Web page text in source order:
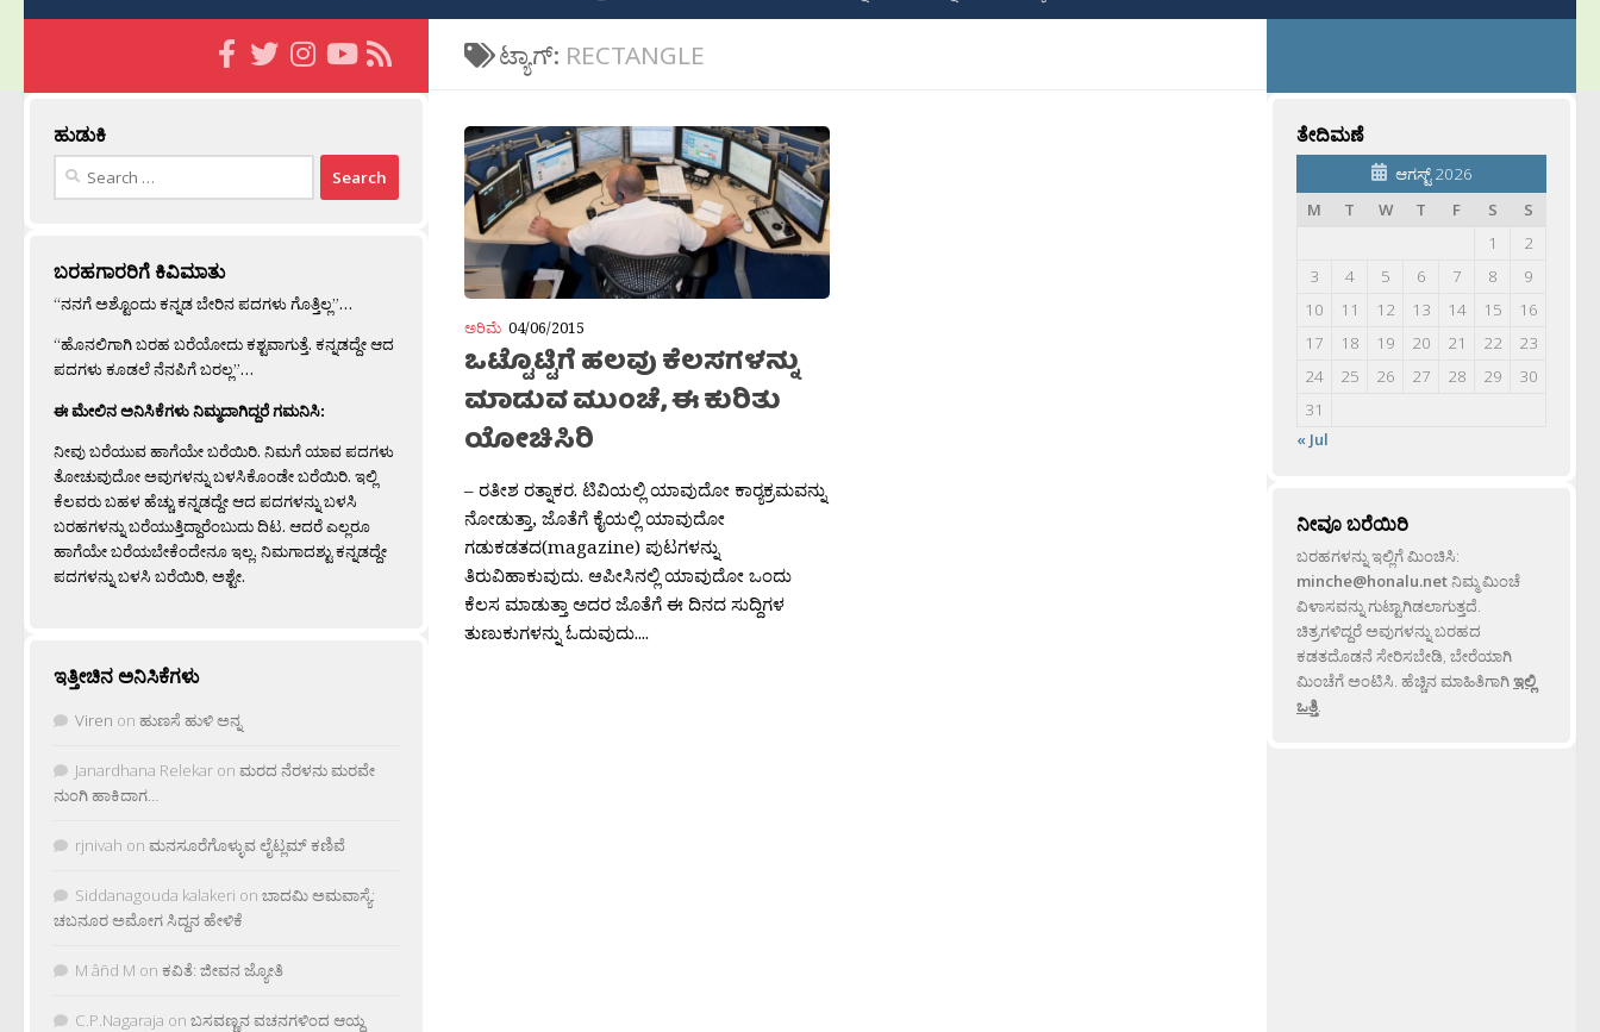
ಟ್ಯಾಗ್: RECTANGLE
ಅರಿಮೆ 04/06/2015
ಒಟ್ಟೊಟ್ಟಿಗೆ ಹಲವು ಕೆಲಸಗಳನ್ನು
ಮಾಡುವ ಮುಂಚೆ, ಈ ಕುರಿತು
ಯೋಚಿಸಿರಿ
– ರತೀಶ ರತ್ನಾಕರ. ಟಿವಿಯಲ್ಲಿ ಯಾವುದೋ ಕಾರ‍್ಯಕ್ರಮವನ್ನು
ನೋಡುತ್ತಾ, ಜೊತೆಗೆ ಕೈಯಲ್ಲಿ ಯಾವುದೋ
ಗಡುಕಡತದ(magazine) ಪುಟಗಳನ್ನು
ತಿರುವಿಹಾಕುವುದು. ಆಪೀಸಿನಲ್ಲಿ ಯಾವುದೋ ಒಂದು
ಕೆಲಸ ಮಾಡುತ್ತಾ ಅದರ ಜೊತೆಗೆ ಈ ದಿನದ ಸುದ್ದಿಗಳ
ತುಣುಕುಗಳನ್ನು ಓದುವುದು....
ಹುಡುಕಿ
Search
ಬರಹಗಾರರಿಗೆ ಕಿವಿಮಾತು
“ನನಗೆ ಅಶ್ಟೊಂದು ಕನ್ನಡ ಬೇರಿನ ಪದಗಳು ಗೊತ್ತಿಲ್ಲ”…
“ಹೊನಲಿಗಾಗಿ ಬರಹ ಬರೆಯೋದು ಕಶ್ಟವಾಗುತ್ತೆ. ಕನ್ನಡದ್ದೇ ಆದ
ಪದಗಳು ಕೂಡಲೆ ನೆನಪಿಗೆ ಬರಲ್ಲ”…
ಈ ಮೇಲಿನ ಅನಿಸಿಕೆಗಳು ನಿಮ್ಮದಾಗಿದ್ದರೆ ಗಮನಿಸಿ:
ನೀವು ಬರೆಯುವ ಹಾಗೆಯೇ ಬರೆಯಿರಿ. ನಿಮಗೆ ಯಾವ ಪದಗಳು
ತೋಚುವುದೋ ಅವುಗಳನ್ನು ಬಳಸಿಕೊಂಡೇ ಬರೆಯಿರಿ. ಇಲ್ಲಿ
ಕೆಲವರು ಬಹಳ ಹೆಚ್ಚು ಕನ್ನಡದ್ದೇ ಆದ ಪದಗಳನ್ನು ಬಳಸಿ
ಬರಹಗಳನ್ನು ಬರೆಯುತ್ತಿದ್ದಾರೆಂಬುದು ದಿಟ. ಆದರೆ ಎಲ್ಲರೂ
ಹಾಗೆಯೇ ಬರೆಯಬೇಕೆಂದೇನೂ ಇಲ್ಲ. ನಿಮಗಾದಶ್ಟು ಕನ್ನಡದ್ದೇ
ಪದಗಳನ್ನು ಬಳಸಿ ಬರೆಯಿರಿ, ಅಶ್ಟೇ.
ಇತ್ತೀಚಿನ ಅನಿಸಿಕೆಗಳು
Viren on ಹುಣಸೆ ಹುಳಿ ಅನ್ನ
Janardhana Relekar on ಮರದ ನೆರಳನು ಮರವೇ
ನುಂಗಿ ಹಾಕಿದಾಗ…
rjnivah on ಮನಸೂರೆಗೊಳ್ಳುವ ಲೈಟ್ಲಮ್ ಕಣಿವೆ
Siddanagouda kalakeri on ಬಾದಮಿ ಅಮವಾಸ್ಯೆ:
ಚಬನೂರ ಅಮೋಗ ಸಿದ್ದನ ಹೇಳಿಕೆ
M âñd M on ಕವಿತೆ: ಜೀವನ ಜ್ಯೋತಿ
C.P.Nagaraja on ಬಸವಣ್ಣನ ವಚನಗಳಿಂದ ಆಯ್ದ
ತೇದಿಮಣೆ
ಆಗಸ್ಟ್ 2026
M
T W T F S
S
1
2
3
4 5 6 7 8
9
10
11 12 13 14 15
16
17
18 19 20 21 22
23
24
25 26 27 28 29
30
31
« Jul
ನೀವೂ ಬರೆಯಿರಿ
ಬರಹಗಳನ್ನು ಇಲ್ಲಿಗೆ ಮಿಂಚಿಸಿ:
minche@honalu.netನಿಮ್ಮ ಮಿಂಚೆ
ವಿಳಾಸವನ್ನು ಗುಟ್ಟಾಗಿಡಲಾಗುತ್ತದೆ.
ಚಿತ್ರಗಳಿದ್ದರೆ ಅವುಗಳನ್ನು ಬರಹದ
ಕಡತದೊಡನೆ ಸೇರಿಸಬೇಡಿ, ಬೇರೆಯಾಗಿ
ಮಿಂಚೆಗೆ ಅಂಟಿಸಿ. ಹೆಚ್ಚಿನ ಮಾಹಿತಿಗಾಗಿಇಲ್ಲಿ
ಒತ್ತಿ.